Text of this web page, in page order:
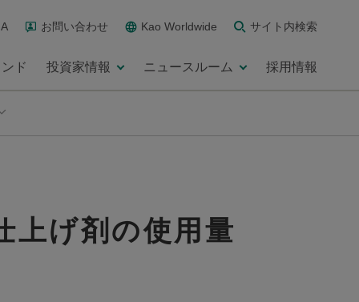
お問い合わせ Kao Worldwide サイト内検索
ド 投資家情報 ニュースルーム 採用情報
上げ剤の使用量